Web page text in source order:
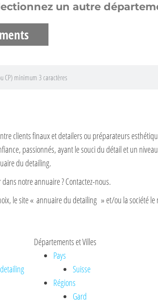
un autre
clients finaux et detailers ou préparateurs
passionnés, ayant le souci du détail et un
du detailing.
notre annuaire ? Contactez-nous.
le site « annuaire du detailing » et/ou la société
Départements et Villes
Pays
Suisse
Régions
Gard